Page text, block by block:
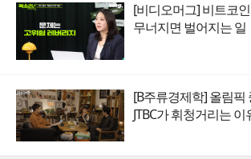
[비디오머그] 비트코
무너지면 벌어지는 일
[B주류경제학] 올림픽
JTBC가 휘청거리는 이